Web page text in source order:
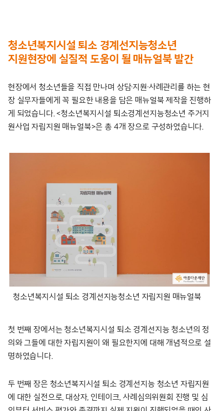
청소년복지시설 퇴소 경계선지능청소년
지원현장에 실질적 도움이 될 매뉴얼북 발간
현장에서 청소년들을 직접 만나며 상담·지원·사례관리를 하는 현
장 실무자들에게 꼭 필요한 내용을 담은 매뉴얼북 제작을 진행하
게 되었습니다. <청소년복지시설 퇴소경계선지능청소년 주거지
원사업 자립지원 매뉴얼북>은 총 4개 장으로 구성하였습니다.
청소년복지시설 퇴소 경계선지능청소년 자립지원 매뉴얼북
첫 번째 장에서는 청소년복지시설 퇴소 경계선지능 청소년의 정
의와 그들에 대한 자립지원이 왜 필요한지에 대해 개념적으로 설
명하였습니다.
두 번째 장은 청소년복지시설 퇴소 경계선지능 청소년 자립지원
에 대한 실전으로, 대상자, 인테이크, 사례심의위원회 진행 및 심